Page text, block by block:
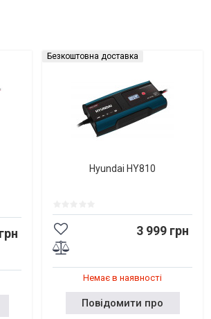
Безкоштовна доставка
Hyundai HY810
3 999 грн
Немає в наявності
Повідомити про